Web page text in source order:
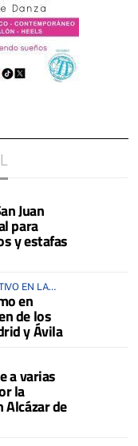
Juan
para
y estafas
EN LA
en
de los
y Ávila
a varias
la
Alcázar de